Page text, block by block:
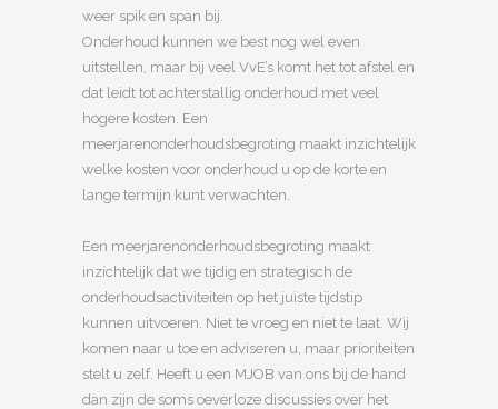
weer spik en span bij.
Onderhoud kunnen we best nog wel even
uitstellen, maar bij veel VvE’s komt het tot afstel en
dat leidt tot achterstallig onderhoud met veel
hogere kosten. Een
meerjarenonderhoudsbegroting maakt inzichtelijk
welke kosten voor onderhoud u op de korte en
lange termijn kunt verwachten.
Een meerjarenonderhoudsbegroting maakt
inzichtelijk dat we tijdig en strategisch de
onderhoudsactiviteiten op het juiste tijdstip
kunnen uitvoeren. Niet te vroeg en niet te laat. Wij
komen naar u toe en adviseren u, maar prioriteiten
stelt u zelf. Heeft u een MJOB van ons bij de hand
dan zijn de soms oeverloze discussies over het